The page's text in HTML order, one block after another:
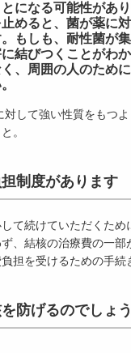
になる可能性があ
めると、菌が薬に
もしも、耐性菌が
結びつくことがわ
、周囲の人のため
して強い性質をもつ
。
制度があります
て続けていただくため
、結核の治療費の一部
担を受けるための手続
防げるのでしょ